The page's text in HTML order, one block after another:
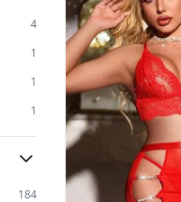
4
1
1
1
184